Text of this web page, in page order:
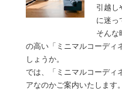
引越し
に迷っ
そんな
の高い「ミニマルコーディ
しょうか。
では、「ミニマルコーディ
アなのかご案内いたしま